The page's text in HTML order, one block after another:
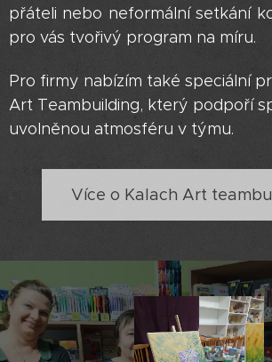
přáteli nebo neformální setkání
pro vás tvořivý program na míru.
Pro firmy nabízím také speciální
Art Teambuilding, který podpoří
uvolněnou atmosféru v týmu.
Více o Kalach Art